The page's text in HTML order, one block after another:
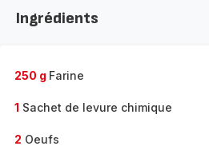
Ingrédients
250 g Farine
1 Sachet de levure chimique
2 Oeufs